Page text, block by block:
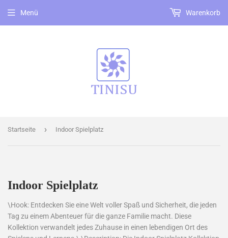
Menü Warenkorb
Startseite › Indoor Spielplatz
Indoor Spielplatz
\Hook: Entdecken Sie eine Welt voller Spaß und Sicherheit, die jeden
Tag zu einem Abenteuer für die ganze Familie macht. Diese
Kollektion verwandelt jedes Zuhause in einen lebendigen Ort des